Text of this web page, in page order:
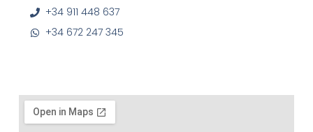
+34 911 448 637
+34 672 247 345